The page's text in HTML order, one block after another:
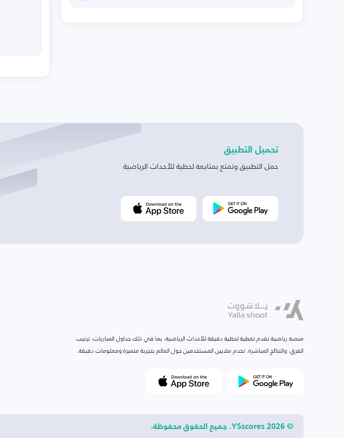
تحميل التطبيق
حمل التطبيق وتمتع بمتابعة لحظية للأحداث الرياضية
منصة رياضية تقدم تغطية لحظية دقيقة للأحداث الرياضية، بما في ذلك جداول المباريات، ترتيب
الفرق، والنتائج المباشرة. نخدم ملايين المستخدمين حول العالم بتجربة متميزة ومعلومات دقيقة.
© 2026 YSscores. جميع الحقوق محفوظة.